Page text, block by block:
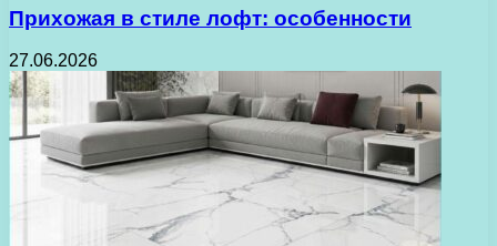
Прихожая в стиле лофт: особенности
27.06.2026